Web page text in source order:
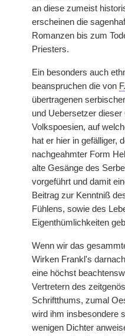
an diese zumeist
erscheinen die
Romanzen bis zum
Priesters.
Ein besonders auch
beanspruchen die von F.
übertragenen
und Uebersetzer
Volkspoesien, auf
hat er hier in gefälliger,
nachgeahmter Form
alte Gesänge des
vorgeführt und damit
Beitrag zur Kenntniß
Fühlens, sowie des
Eigenthümlichkeiten
Wenn wir das
Wirken Frankl's
eine höchst
Vertretern des
Schriftthums, zumal
wird ihm insbesondere
wenigen Dichter